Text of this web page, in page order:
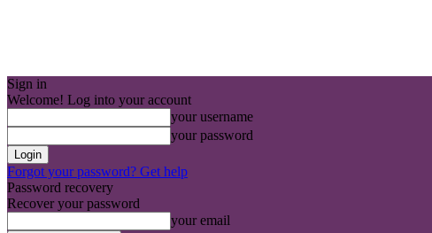
Sign in
Welcome! Log into your account
your username
your password
Forgot your password? Get help
Password recovery
Recover your password
your email